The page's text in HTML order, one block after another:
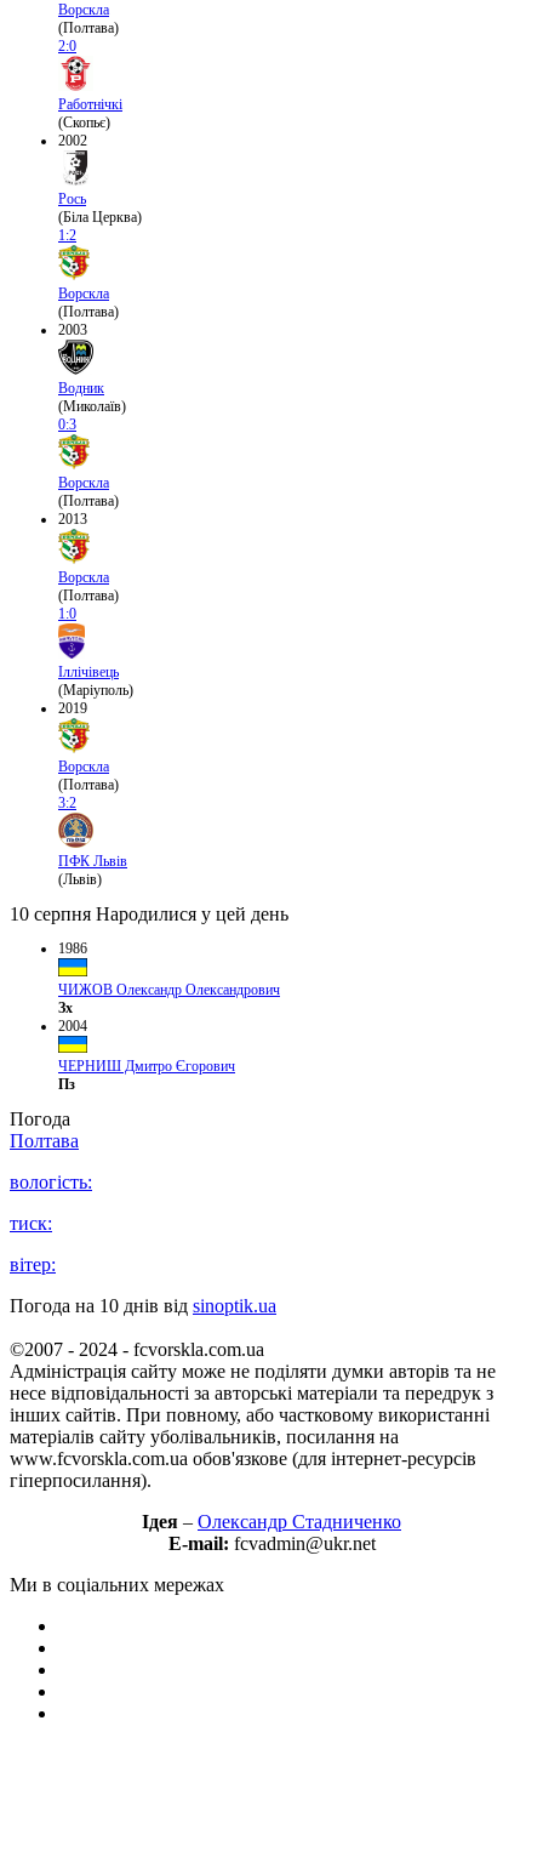
Ворскла
(Полтава)
2:0
Работнічкі
(Скопьє)
2002
Рось
(Біла Церква)
1:2
Ворскла
(Полтава)
2003
Водник
(Миколаїв)
0:3
Ворскла
(Полтава)
2013
Ворскла
(Полтава)
1:0
Іллічівець
(Маріуполь)
2019
Ворскла
(Полтава)
3:2
ПФК Львів
(Львів)
10 серпня Народилися у цей день
1986
ЧИЖОВ Олександр Олександрович
Зх
2004
ЧЕРНИШ Дмитро Єгорович
Пз
Погода
Полтава
вологість:
тиск:
вітер:
Погода на 10 днів від sinoptik.ua
©2007 - 2024 - fcvorskla.com.ua
Адміністрація сайту може не поділяти думки авторів та не
несе відповідальності за авторські матеріали та передрук з
інших сайтів. При повному, або частковому використанні
матеріалів сайту уболівальників, посилання на
www.fcvorskla.com.ua обов'язкове (для інтернет-ресурсів
гіперпосилання).
Ідея – Олександр Стадниченко
E-mail: fcvadmin@ukr.net
Ми в соціальних мережах